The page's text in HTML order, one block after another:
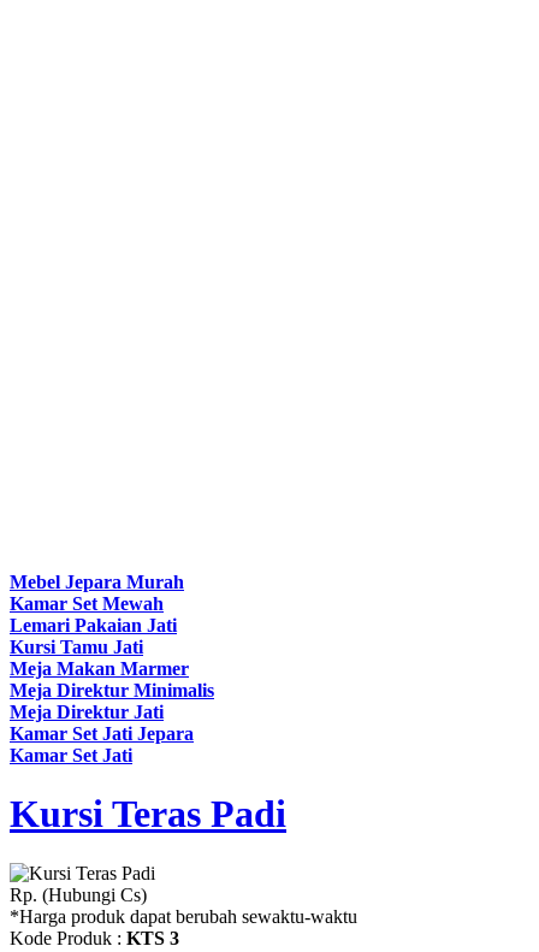
Mebel Jepara Murah
Kamar Set Mewah
Lemari Pakaian Jati
Kursi Tamu Jati
Meja Makan Marmer
Meja Direktur Minimalis
Meja Direktur Jati
Kamar Set Jati Jepara
Kamar Set Jati
Kursi Teras Padi
Rp. (Hubungi Cs)
*Harga produk dapat berubah sewaktu-waktu
Kode Produk : KTS 3